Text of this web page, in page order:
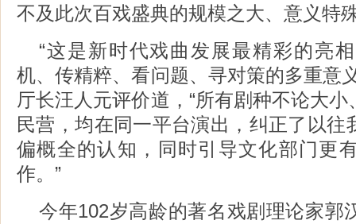
不及此次百戏盛典的规模之大、意义特
“这是新时代戏曲发展最精彩的亮
机、传精粹、看问题、寻对策的多重意
厅长汪人元评价道，“所有剧种不论大
民营，均在同一平台演出，纠正了以往
偏概全的认知，同时引导文化部门更
作。”
今年102岁高龄的著名戏剧理论家郭